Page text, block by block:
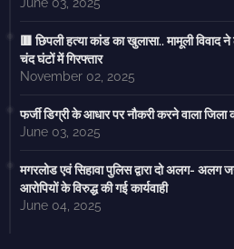
🟥 छिपली हत्या कांड का खुलासा.. मामूली विवाद
चंद घंटों में गिरफ्तार
November 02, 2025
फर्जी डिग्री के आधार पर नौकरी करने वाला जिला
June 03, 2025
मगरलोड एवं सिहावा पुलिस द्वारा दो अलग- अलग
आरोपियों के विरुद्ध की गई कार्यवाही
June 04, 2025